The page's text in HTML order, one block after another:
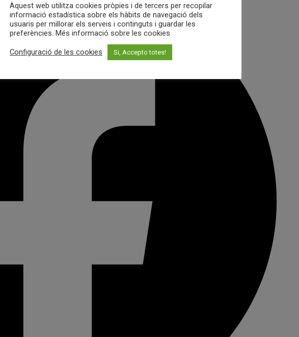
Aquest web utilitza cookies pròpies i de tercers per recopilar
informació estadística sobre els hàbits de navegació dels
usuaris per millorar els serveis i continguts i guardar les
preferències. Més informació sobre les cookies
Configuració de les cookies Si, Accepto totes!